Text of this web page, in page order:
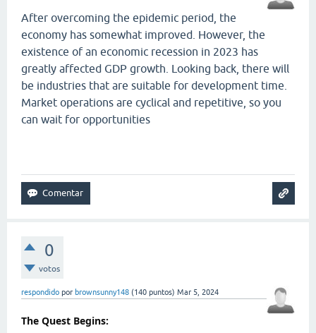
After overcoming the epidemic period, the
economy has somewhat improved. However, the
existence of an economic recession in 2023 has
greatly affected GDP growth. Looking back, there will
be industries that are suitable for development time.
Market operations are cyclical and repetitive, so you
can wait for opportunities
0
votos
respondido por brownsunny148 (140 puntos) Mar 5, 2024
The Quest Begins: